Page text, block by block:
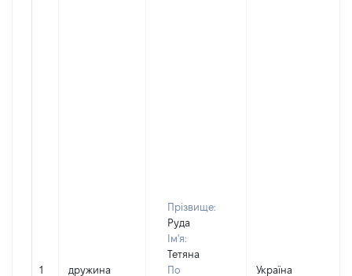
1 дружина
Прізвище:
Руда
Ім'я:
Тетяна
По
Україна